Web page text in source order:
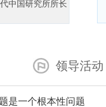
中国研究所所长
领导活动
是一个根本性问题